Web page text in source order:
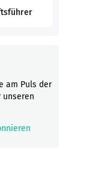
am Puls der
unseren